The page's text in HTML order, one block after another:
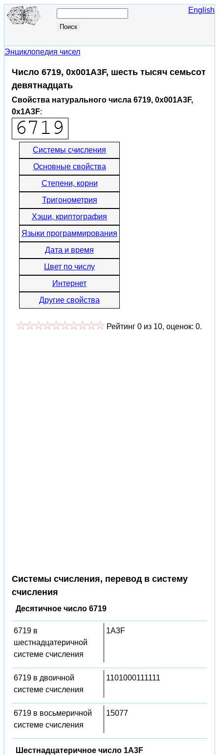
English
Энциклопедия чисел
Число 6719, 0x001A3F, шесть тысяч семьсот
девятнадцать
Свойства натурального числа 6719, 0x001A3F,
0x1A3F:
Системы счисления
Основные свойства
Степени, корни
Тригонометрия
Хэши, криптография
Языки программирования
Дата и время
Цвет по числу
Интернет
Другие свойства
Рейтинг 0 из 10, оценок: 0.
Системы счисления, перевод в систему
счисления
Десятичное число 6719
6719 в
шестнадцатеричной
системе счисления
1A3F
6719 в двоичной
системе счисления
1101000111111
6719 в восьмеричной
системе счисления
15077
Шестнадцатеричное число 1A3F